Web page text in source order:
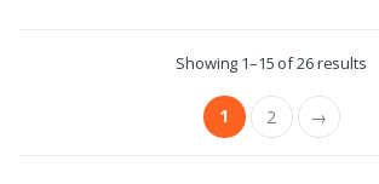
Showing 1–15 of 26 results
1 2 →